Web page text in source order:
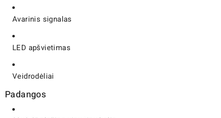
Avarinis signalas
LED apšvietimas
Veidrodėliai
Padangos